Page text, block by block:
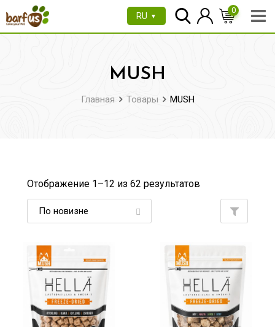
Перейти
RU ▼
0
MUSH
Главная Товары MUSH
Отображение 1–12 из 62 результатов